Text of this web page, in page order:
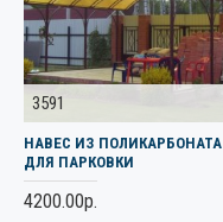
3591
НАВЕС ИЗ ПОЛИКАРБОНАТА
ДЛЯ ПАРКОВКИ
4200.00р.